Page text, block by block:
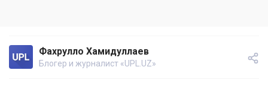
Фахрулло Хамидуллаев
Блогер и журналист «UPL.UZ»